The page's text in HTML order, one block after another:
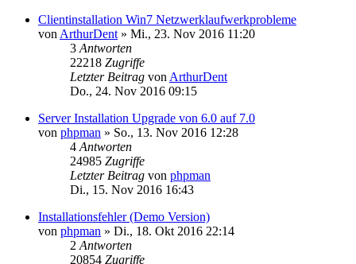
Clientinstallation Win7 Netzwerklaufwerkprobleme
von ArthurDent » Mi., 23. Nov 2016 11:20
3 Antworten
22218 Zugriffe
Letzter Beitrag von ArthurDent
Do., 24. Nov 2016 09:15
Server Installation Upgrade von 6.0 auf 7.0
von phpman » So., 13. Nov 2016 12:28
4 Antworten
24985 Zugriffe
Letzter Beitrag von phpman
Di., 15. Nov 2016 16:43
Installationsfehler (Demo Version)
von phpman » Di., 18. Okt 2016 22:14
2 Antworten
20854 Zugriffe